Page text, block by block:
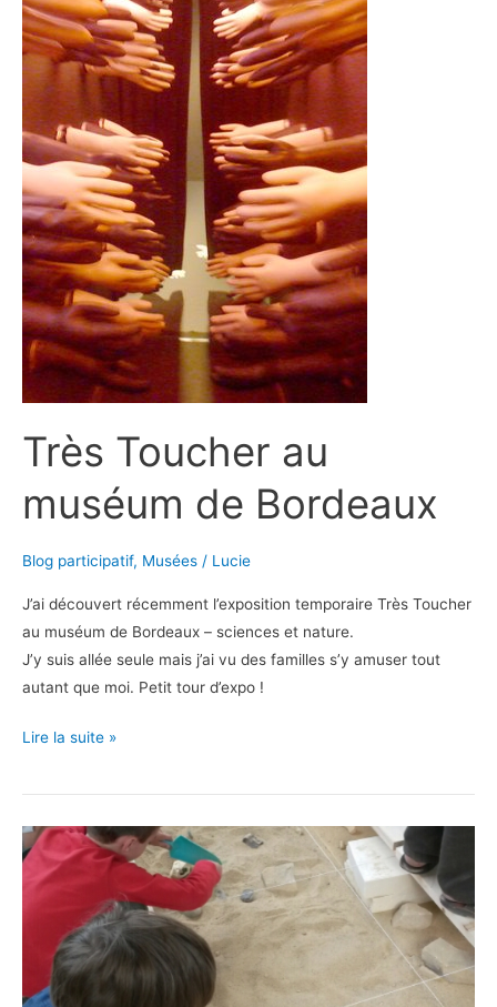
galerie
des
beaux-
arts
de
Bordeaux
Très Toucher au
muséum de Bordeaux
Blog participatif, Musées / Lucie
J’ai découvert récemment l’exposition temporaire Très Toucher
au muséum de Bordeaux – sciences et nature.
J’y suis allée seule mais j’ai vu des familles s’y amuser tout
autant que moi. Petit tour d’expo !
Très
au
de
Bordeaux
Lire la suite »